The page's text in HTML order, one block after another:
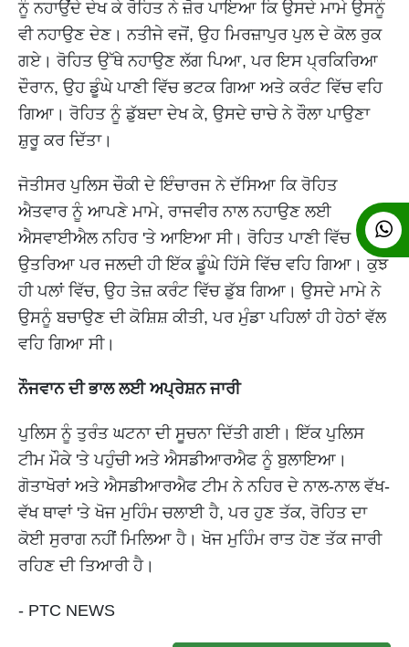
ਨੂੰ ਨਹਾਉਂਦੇ ਦੇਖ ਕੇ ਰੋਹਿਤ ਨੇ ਜ਼ੋਰ ਪਾਇਆ ਕਿ ਉਸਦੇ ਮਾਮੇ ਉਸਨੂੰ
ਵੀ ਨਹਾਉਣ ਦੇਣ। ਨਤੀਜੇ ਵਜੋਂ, ਉਹ ਮਿਰਜ਼ਾਪੁਰ ਪੁਲ ਦੇ ਕੋਲ ਰੁਕ
ਗਏ। ਰੋਹਿਤ ਉੱਥੇ ਨਹਾਉਣ ਲੱਗ ਪਿਆ, ਪਰ ਇਸ ਪ੍ਰਕਿਰਿਆ
ਦੌਰਾਨ, ਉਹ ਡੂੰਘੇ ਪਾਣੀ ਵਿੱਚ ਭਟਕ ਗਿਆ ਅਤੇ ਕਰੰਟ ਵਿੱਚ ਵਹਿ
ਗਿਆ। ਰੋਹਿਤ ਨੂੰ ਡੁੱਬਦਾ ਦੇਖ ਕੇ, ਉਸਦੇ ਚਾਚੇ ਨੇ ਰੌਲਾ ਪਾਉਣਾ
ਸ਼ੁਰੂ ਕਰ ਦਿੱਤਾ।
ਜੋਤੀਸਰ ਪੁਲਿਸ ਚੌਕੀ ਦੇ ਇੰਚਾਰਜ ਨੇ ਦੱਸਿਆ ਕਿ ਰੋਹਿਤ
ਐਤਵਾਰ ਨੂੰ ਆਪਣੇ ਮਾਮੇ, ਰਾਜਵੀਰ ਨਾਲ ਨਹਾਉਣ ਲਈ
ਐਸਵਾਈਐਲ ਨਹਿਰ 'ਤੇ ਆਇਆ ਸੀ। ਰੋਹਿਤ ਪਾਣੀ ਵਿੱਚ
ਉਤਰਿਆ ਪਰ ਜਲਦੀ ਹੀ ਇੱਕ ਡੂੰਘੇ ਹਿੱਸੇ ਵਿੱਚ ਵਹਿ ਗਿਆ। ਕੁਝ
ਹੀ ਪਲਾਂ ਵਿੱਚ, ਉਹ ਤੇਜ਼ ਕਰੰਟ ਵਿੱਚ ਡੁੱਬ ਗਿਆ। ਉਸਦੇ ਮਾਮੇ ਨੇ
ਉਸਨੂੰ ਬਚਾਉਣ ਦੀ ਕੋਸ਼ਿਸ਼ ਕੀਤੀ, ਪਰ ਮੁੰਡਾ ਪਹਿਲਾਂ ਹੀ ਹੇਠਾਂ ਵੱਲ
ਵਹਿ ਗਿਆ ਸੀ।
ਨੌਜਵਾਨ ਦੀ ਭਾਲ ਲਈ ਅਪ੍ਰੇਸ਼ਨ ਜਾਰੀ
ਪੁਲਿਸ ਨੂੰ ਤੁਰੰਤ ਘਟਨਾ ਦੀ ਸੂਚਨਾ ਦਿੱਤੀ ਗਈ। ਇੱਕ ਪੁਲਿਸ
ਟੀਮ ਮੌਕੇ 'ਤੇ ਪਹੁੰਚੀ ਅਤੇ ਐਸਡੀਆਰਐਫ ਨੂੰ ਬੁਲਾਇਆ।
ਗੋਤਾਖੋਰਾਂ ਅਤੇ ਐਸਡੀਆਰਐਫ ਟੀਮ ਨੇ ਨਹਿਰ ਦੇ ਨਾਲ-ਨਾਲ ਵੱਖ-
ਵੱਖ ਥਾਵਾਂ 'ਤੇ ਖੋਜ ਮੁਹਿੰਮ ਚਲਾਈ ਹੈ, ਪਰ ਹੁਣ ਤੱਕ, ਰੋਹਿਤ ਦਾ
ਕੋਈ ਸੁਰਾਗ ਨਹੀਂ ਮਿਲਿਆ ਹੈ। ਖੋਜ ਮੁਹਿੰਮ ਰਾਤ ਹੋਣ ਤੱਕ ਜਾਰੀ
ਰਹਿਣ ਦੀ ਤਿਆਰੀ ਹੈ।
- PTC NEWS